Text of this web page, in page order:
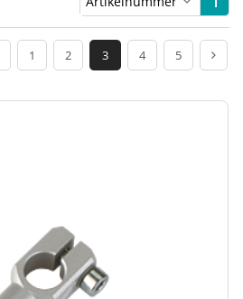
1 2 3 4 5